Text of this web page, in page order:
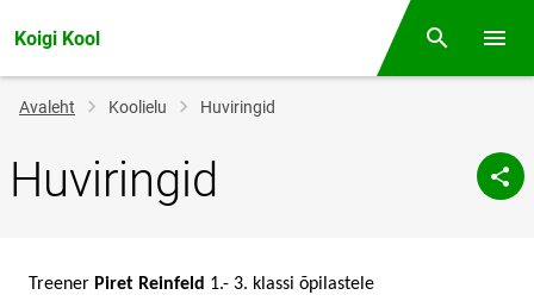
Koigi Kool Otsing
Jälglink
Avaleht Koolielu Huviringid
Huviringid
Treener Piret Reinfeld 1.- 3. klassi õpilastele